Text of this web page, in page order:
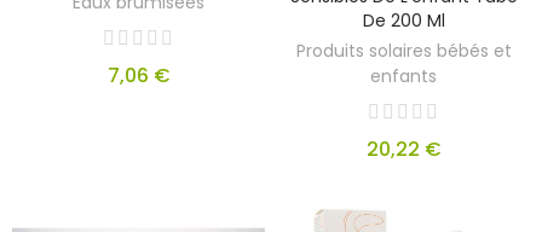
7,06 €
De 200 Ml
Produits solaires bébés et
enfants
20,22 €